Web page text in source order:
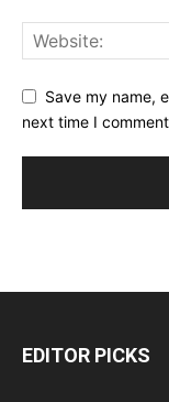
Save my name,
next time I
EDITOR PICKS